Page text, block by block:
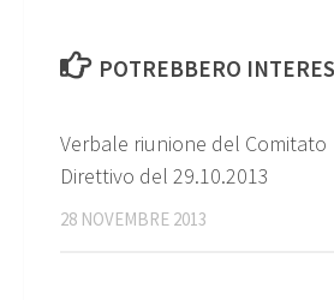
POTREBBERO
Verbale riunione del Comitato
Direttivo del 29.10.2013
28 NOVEMBRE 2013